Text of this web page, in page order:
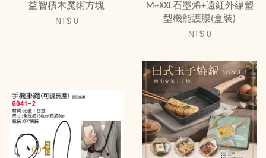
益智積木魔術方塊
NT$ 0
M~XXL石墨烯+遠紅外線塑
型機能護腰(盒裝)
NT$ 0